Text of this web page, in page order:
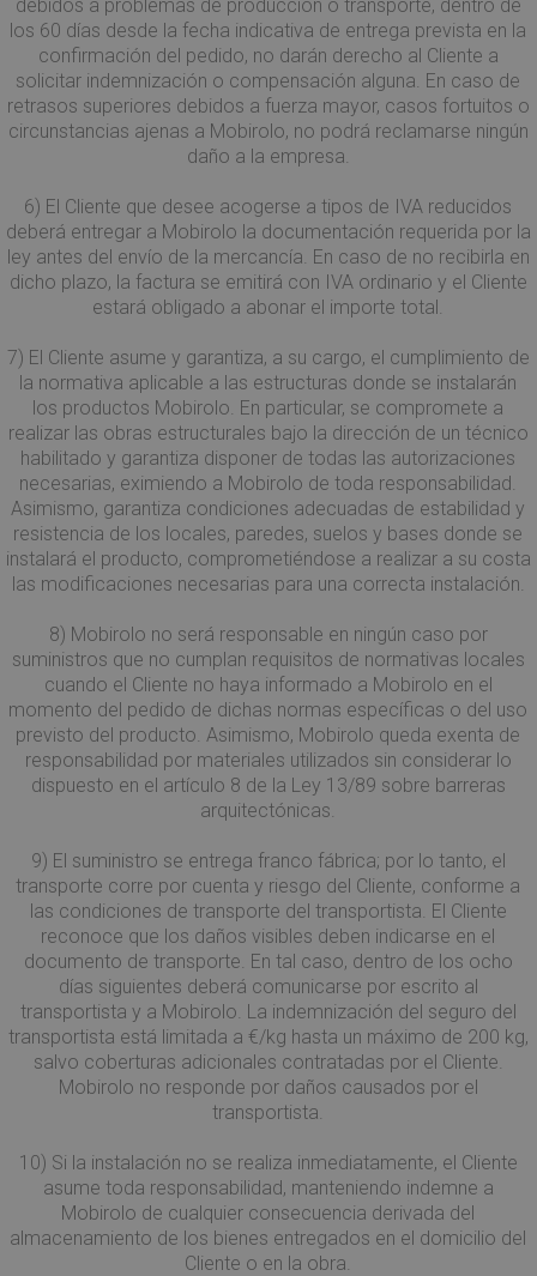
debidos a problemas de producción o transporte, dentro de
los 60 días desde la fecha indicativa de entrega prevista en la
confirmación del pedido, no darán derecho al Cliente a
solicitar indemnización o compensación alguna. En caso de
retrasos superiores debidos a fuerza mayor, casos fortuitos o
circunstancias ajenas a Mobirolo, no podrá reclamarse ningún
daño a la empresa.
6) El Cliente que desee acogerse a tipos de IVA reducidos
deberá entregar a Mobirolo la documentación requerida por la
ley antes del envío de la mercancía. En caso de no recibirla en
dicho plazo, la factura se emitirá con IVA ordinario y el Cliente
estará obligado a abonar el importe total.
7) El Cliente asume y garantiza, a su cargo, el cumplimiento de
la normativa aplicable a las estructuras donde se instalarán
los productos Mobirolo. En particular, se compromete a
realizar las obras estructurales bajo la dirección de un técnico
habilitado y garantiza disponer de todas las autorizaciones
necesarias, eximiendo a Mobirolo de toda responsabilidad.
Asimismo, garantiza condiciones adecuadas de estabilidad y
resistencia de los locales, paredes, suelos y bases donde se
instalará el producto, comprometiéndose a realizar a su costa
las modificaciones necesarias para una correcta instalación.
8) Mobirolo no será responsable en ningún caso por
suministros que no cumplan requisitos de normativas locales
cuando el Cliente no haya informado a Mobirolo en el
momento del pedido de dichas normas específicas o del uso
previsto del producto. Asimismo, Mobirolo queda exenta de
responsabilidad por materiales utilizados sin considerar lo
dispuesto en el artículo 8 de la Ley 13/89 sobre barreras
arquitectónicas.
9) El suministro se entrega franco fábrica; por lo tanto, el
transporte corre por cuenta y riesgo del Cliente, conforme a
las condiciones de transporte del transportista. El Cliente
reconoce que los daños visibles deben indicarse en el
documento de transporte. En tal caso, dentro de los ocho
días siguientes deberá comunicarse por escrito al
transportista y a Mobirolo. La indemnización del seguro del
transportista está limitada a €/kg hasta un máximo de 200 kg,
salvo coberturas adicionales contratadas por el Cliente.
Mobirolo no responde por daños causados por el
transportista.
10) Si la instalación no se realiza inmediatamente, el Cliente
asume toda responsabilidad, manteniendo indemne a
Mobirolo de cualquier consecuencia derivada del
almacenamiento de los bienes entregados en el domicilio del
Cliente o en la obra.
proprietari di siti
web di
monitorare il
comportamento
dei visitatori e
misurare le
prestazioni del
sito. Non è
utilizzato nella
impostato per
consentire
l'interoperabilità
con la versione
precedente del
codice di Google
Analytics noto
come Urchin. In
precedenti
questo è stato
utilizzato in
combinazione
con il cookie
__utmb per
identificare
nuove sessioni /
visite per i
visitatori di
ritorno. Quando
viene utilizzato
Analytics, questo
è sempre un
viene distrutto
quando l'utente
chiude il
browser.
Laddove è visto
come un cookie
persistente, è
quindi probabile
che sia una
tecnologia
__utmt
Google LLC
.mobirolo.com
9 minuti
59
secondi
Questo cookie è
impostato da
Google
Secondo la loro
viene utilizzato
per limitare la
frequenza delle
richieste per il
servizio,
limitando la
raccolta di dati
su siti ad alto
traffico. Scade
.mobirolo.com
impostato da
Google
Memorizza e
aggiorna un
valore univoco
per ogni pagina
Web.
test_cookie
Google LLC
.doubleclick.net
15 minuti
è
(che è
sito
cookie.
_fbp
Meta Platform
Inc.
.mobirolo.com
2 mesi 4
settimane
come
tempo
terze
YSC
Google LLC
.youtube.com
Sessione
è
tenere
delle
dei
Corporation
.c.clarity.ms
secondi
su
utilizza
Web e
.youtube.com
settimane
è
tenere
delle
i video
siti;
il
sito
di
SRM_B
Microsoft
Corporation
.c.bing.com
1 anno
Si
parte di